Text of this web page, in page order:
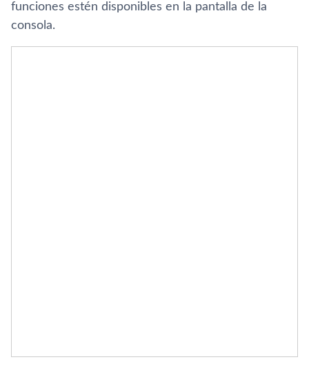
funciones estén disponibles en la pantalla de la
consola.